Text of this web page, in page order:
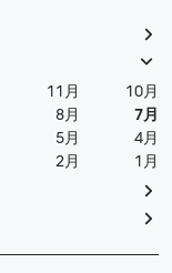
11月
10月
8月
7月
5月
4月
2月 1月